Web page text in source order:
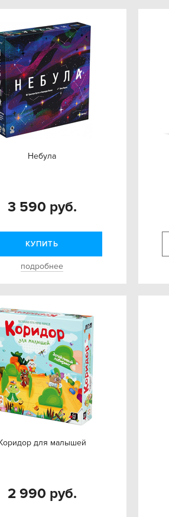
Небула
3 590 руб.
КУПИТЬ
подробнее
для малышей
2 990 руб.